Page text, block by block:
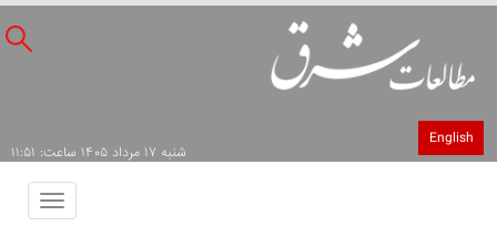
English
شنبه ۱۷ مرداد ۱۴۰۵ ساعت: ۱۱:۵۱
Toggle